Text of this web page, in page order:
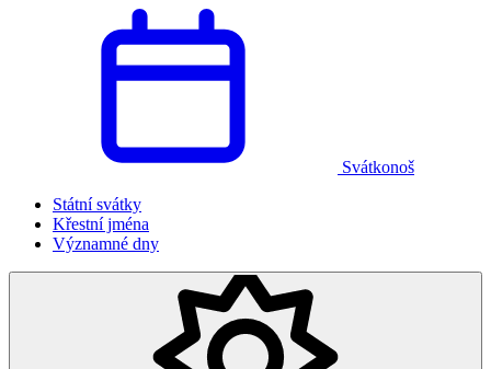
Svátkonoš
Státní svátky
Křestní jména
Významné dny